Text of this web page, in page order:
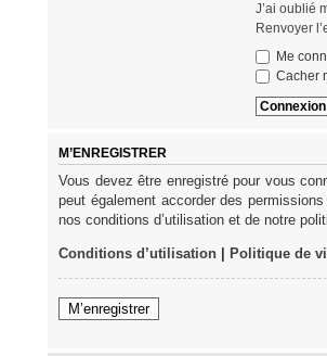
J’ai oublié
Renvoyer
Me
Cacher
M’ENREGISTRER
Vous devez être enregistré pour vous
peut également accorder des
nos conditions d’utilisation et de notre
Conditions d’utilisation Politique de
M’enregistrer